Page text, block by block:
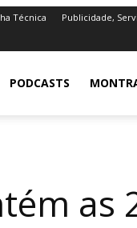
Técnica Publicidade,
PODCASTS
as